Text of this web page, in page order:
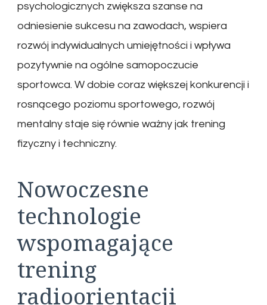
psychologicznych zwiększa szanse na
odniesienie sukcesu na zawodach, wspiera
rozwój indywidualnych umiejętności i wpływa
pozytywnie na ogólne samopoczucie
sportowca. W dobie coraz większej konkurencji i
rosnącego poziomu sportowego, rozwój
mentalny staje się równie ważny jak trening
fizyczny i techniczny.
Nowoczesne
technologie
wspomagające
trening
radioorientacji